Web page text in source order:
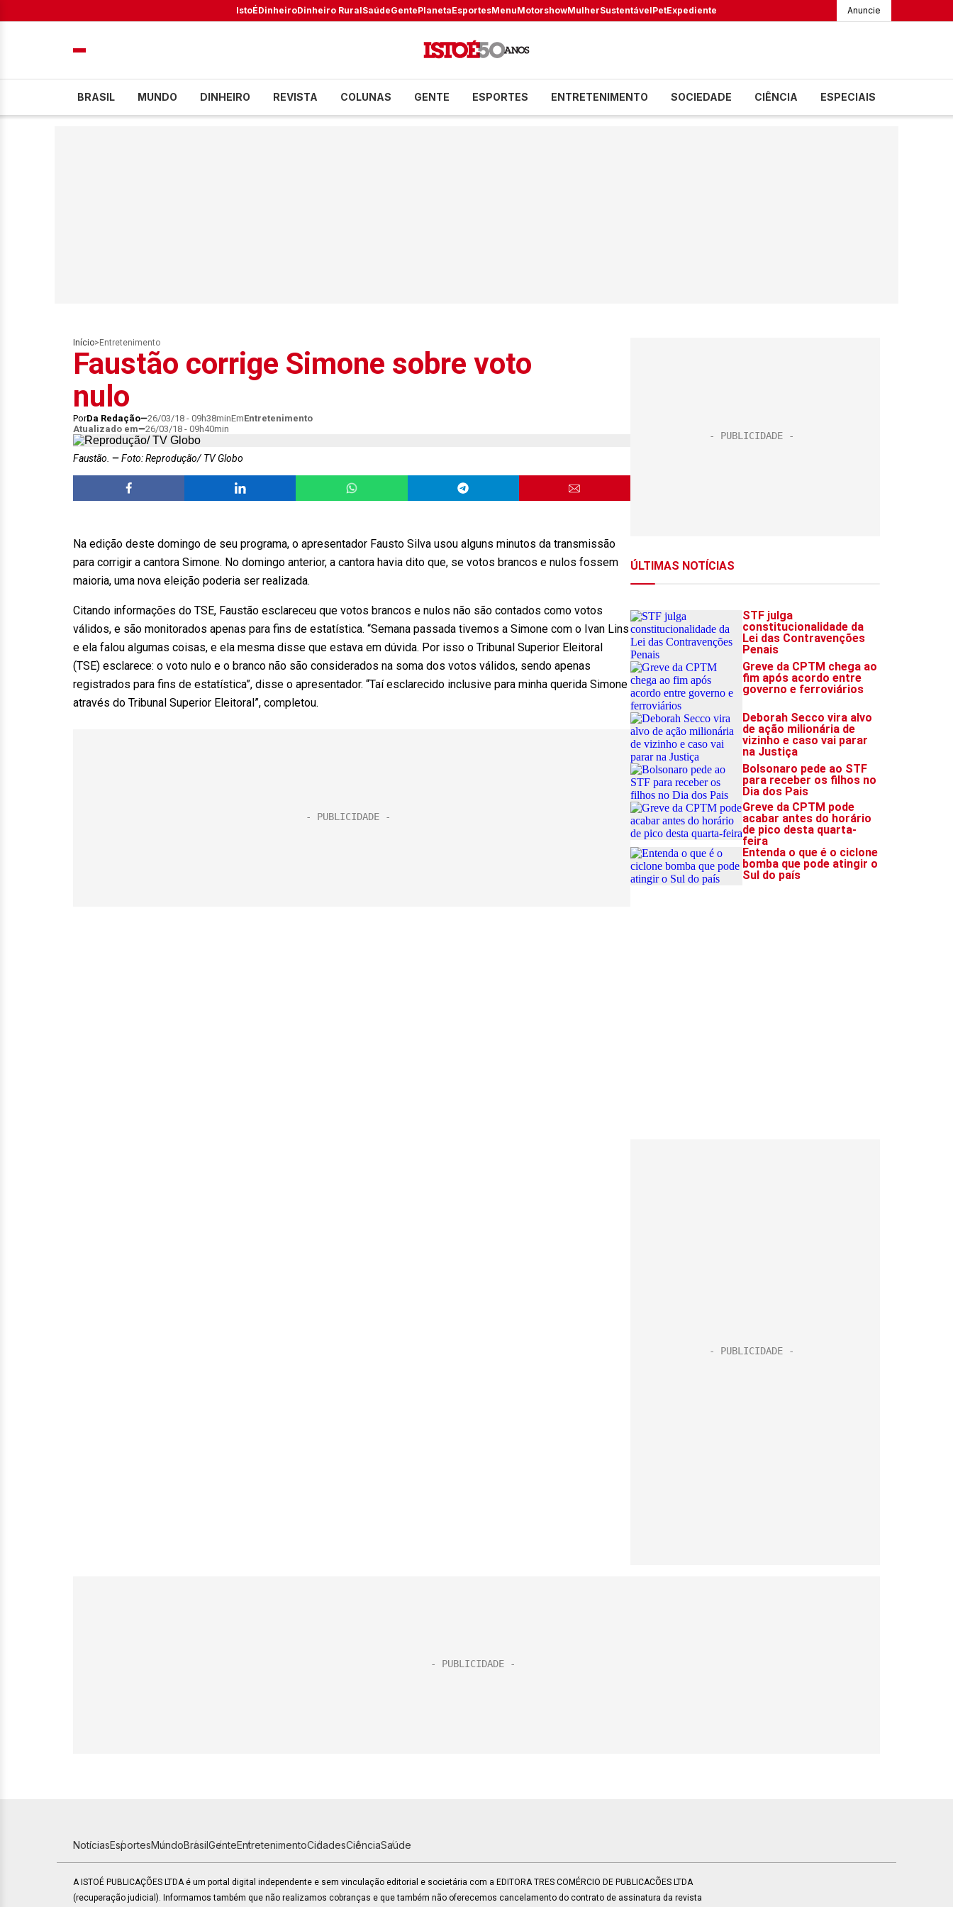
IstoÉDinheiroDinheiro RuralSaúdeGentePlanetaEsportesMenuMotorshowMulherSustentávelPetExpediente Anuncie
BRASIL MUNDO DINHEIRO REVISTA COLUNAS GENTE ESPORTES ENTRETENIMENTO SOCIEDADE CIÊNCIA ESPECIAIS
Início> Entretenimento
Faustão corrige Simone sobre voto
nulo
PorDa Redação 26/03/18 - 09h38minEmEntretenimento
Atualizado em
26/03/18 - 09h40min
Faustão. Foto: Reprodução/ TV Globo
Na edição deste domingo de seu programa, o apresentador Fausto Silva usou alguns minutos da transmissão
para corrigir a cantora Simone. No domingo anterior, a cantora havia dito que, se votos brancos e nulos fossem
maioria, uma nova eleição poderia ser realizada.
Citando informações do TSE, Faustão esclareceu que votos brancos e nulos não são contados como votos
válidos, e são monitorados apenas para fins de estatística. “Semana passada tivemos a Simone com o Ivan Lins
e ela falou algumas coisas, e ela mesma disse que estava em dúvida. Por isso o Tribunal Superior Eleitoral
(TSE) esclarece: o voto nulo e o branco não são considerados na soma dos votos válidos, sendo apenas
registrados para fins de estatística”, disse o apresentador. “Taí esclarecido inclusive para minha querida Simone
através do Tribunal Superior Eleitoral”, completou.
NotíciasEsportesMundoBrasilGenteEntretenimentoCidadesCiênciaSaúde
A ISTOÉ PUBLICAÇÕES LTDA é um portal digital independente e sem vinculação editorial e societária com a EDITORA TRES COMÉRCIO DE PUBLICACÕES LTDA
(recuperação judicial). Informamos também que não realizamos cobranças e que também não oferecemos cancelamento do contrato de assinatura da revista